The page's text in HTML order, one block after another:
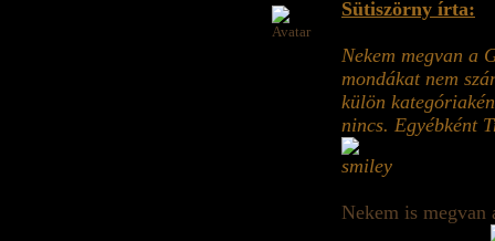
Sütiszörny írta:
Nekem megvan a
mondákat nem
külön
nincs. Egyébként
Nekem is megvan